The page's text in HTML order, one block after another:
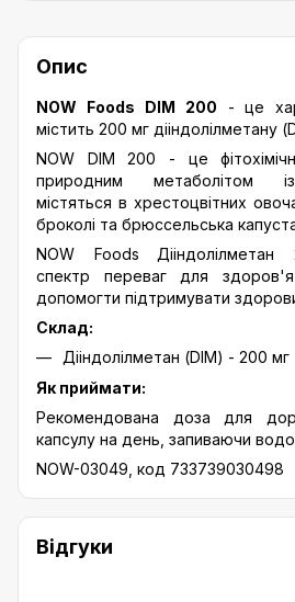
Опис
NOW Foods DIM 200 - це
містить 200 мг дііндолілметану
NOW DIM 200 - це
природним метаболітом
містяться в хрестоцвітних
броколі та брюссельська
NOW Foods
спектр переваг для
допомогти підтримувати
Склад:
Дііндолілметан (DIM) - 200 мг
Як приймати:
Рекомендована доза для
капсулу на день, запиваючи
NOW-03049, код 733739030498
Відгуки